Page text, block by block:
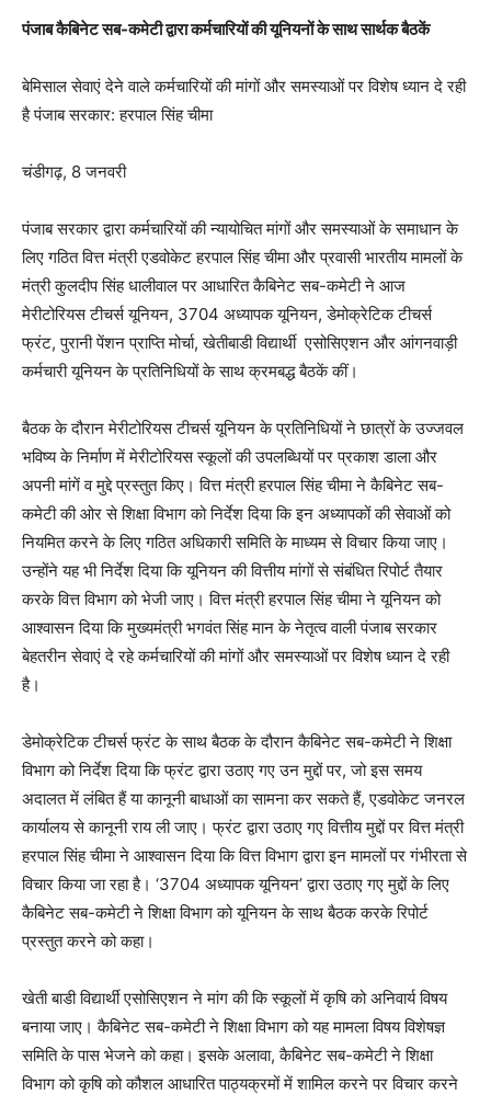
पंजाब कैबिनेट सब-कमेटी द्वारा कर्मचारियों की यूनियनों के साथ सार्थक बैठकें
बेमिसाल सेवाएं देने वाले कर्मचारियों की मांगों और समस्याओं पर विशेष ध्यान दे रही
है पंजाब सरकार: हरपाल सिंह चीमा
चंडीगढ़, 8 जनवरी
पंजाब सरकार द्वारा कर्मचारियों की न्यायोचित मांगों और समस्याओं के समाधान के
लिए गठित वित्त मंत्री एडवोकेट हरपाल सिंह चीमा और प्रवासी भारतीय मामलों के
मंत्री कुलदीप सिंह धालीवाल पर आधारित कैबिनेट सब-कमेटी ने आज
मेरीटोरियस टीचर्स यूनियन, 3704 अध्यापक यूनियन, डेमोक्रेटिक टीचर्स
फ्रंट, पुरानी पेंशन प्राप्ति मोर्चा, खेतीबाडी विद्यार्थी एसोसिएशन और आंगनवाड़ी
कर्मचारी यूनियन के प्रतिनिधियों के साथ क्रमबद्ध बैठकें कीं।
बैठक के दौरान मेरीटोरियस टीचर्स यूनियन के प्रतिनिधियों ने छात्रों के उज्जवल
भविष्य के निर्माण में मेरीटोरियस स्कूलों की उपलब्धियों पर प्रकाश डाला और
अपनी मांगें व मुद्दे प्रस्तुत किए। वित्त मंत्री हरपाल सिंह चीमा ने कैबिनेट सब-
कमेटी की ओर से शिक्षा विभाग को निर्देश दिया कि इन अध्यापकों की सेवाओं को
नियमित करने के लिए गठित अधिकारी समिति के माध्यम से विचार किया जाए।
उन्होंने यह भी निर्देश दिया कि यूनियन की वित्तीय मांगों से संबंधित रिपोर्ट तैयार
करके वित्त विभाग को भेजी जाए। वित्त मंत्री हरपाल सिंह चीमा ने यूनियन को
आश्वासन दिया कि मुख्यमंत्री भगवंत सिंह मान के नेतृत्व वाली पंजाब सरकार
बेहतरीन सेवाएं दे रहे कर्मचारियों की मांगों और समस्याओं पर विशेष ध्यान दे रही
है।
डेमोक्रेटिक टीचर्स फ्रंट के साथ बैठक के दौरान कैबिनेट सब-कमेटी ने शिक्षा
विभाग को निर्देश दिया कि फ्रंट द्वारा उठाए गए उन मुद्दों पर, जो इस समय
अदालत में लंबित हैं या कानूनी बाधाओं का सामना कर सकते हैं, एडवोकेट जनरल
कार्यालय से कानूनी राय ली जाए। फ्रंट द्वारा उठाए गए वित्तीय मुद्दों पर वित्त मंत्री
हरपाल सिंह चीमा ने आश्वासन दिया कि वित्त विभाग द्वारा इन मामलों पर गंभीरता से
विचार किया जा रहा है। ‘3704 अध्यापक यूनियन’ द्वारा उठाए गए मुद्दों के लिए
कैबिनेट सब-कमेटी ने शिक्षा विभाग को यूनियन के साथ बैठक करके रिपोर्ट
प्रस्तुत करने को कहा।
खेती बाडी विद्यार्थी एसोसिएशन ने मांग की कि स्कूलों में कृषि को अनिवार्य विषय
बनाया जाए। कैबिनेट सब-कमेटी ने शिक्षा विभाग को यह मामला विषय विशेषज्ञ
समिति के पास भेजने को कहा। इसके अलावा, कैबिनेट सब-कमेटी ने शिक्षा
विभाग को कृषि को कौशल आधारित पाठ्यक्रमों में शामिल करने पर विचार करने